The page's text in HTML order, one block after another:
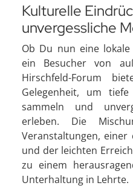
Kulturelle
unvergessliche
Ob Du nun eine
ein Besucher von
Hirschfeld-Forum
Gelegenheit, um
sammeln und
erleben. Die
Veranstaltungen,
und der leichten
zu einem
Unterhaltung in Lehrte.